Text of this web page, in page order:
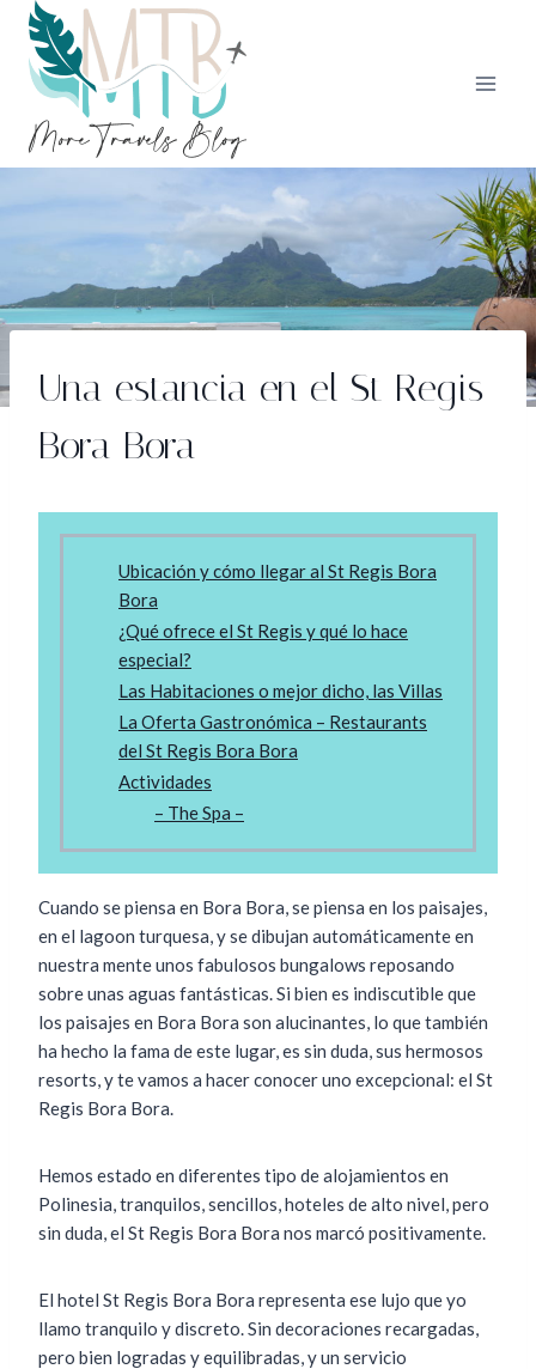
Saltar
contenido
Una estancia en el St Regis
Bora Bora
Ubicación y cómo llegar al St Regis Bora
Bora
¿Qué ofrece el St Regis y qué lo hace
especial?
Las Habitaciones o mejor dicho, las Villas
La Oferta Gastronómica – Restaurants
del St Regis Bora Bora
Actividades
– The Spa –
Cuando se piensa en Bora Bora, se piensa en los paisajes,
en el lagoon turquesa, y se dibujan automáticamente en
nuestra mente unos fabulosos bungalows reposando
sobre unas aguas fantásticas. Si bien es indiscutible que
los paisajes en Bora Bora son alucinantes, lo que también
ha hecho la fama de este lugar, es sin duda, sus hermosos
resorts, y te vamos a hacer conocer uno excepcional: el St
Regis Bora Bora.
Hemos estado en diferentes tipo de alojamientos en
Polinesia, tranquilos, sencillos, hoteles de alto nivel, pero
sin duda, el St Regis Bora Bora nos marcó positivamente.
El hotel St Regis Bora Bora representa ese lujo que yo
llamo tranquilo y discreto. Sin decoraciones recargadas,
pero bien logradas y equilibradas, y un servicio